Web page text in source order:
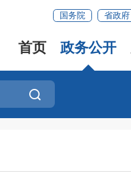
国务院 省政府
首页 政务公开